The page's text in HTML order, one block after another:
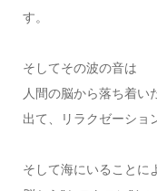
す。
そしてその波の音は
人間の脳から落ち着い
出て、リラクゼーショ
そして海にいることに